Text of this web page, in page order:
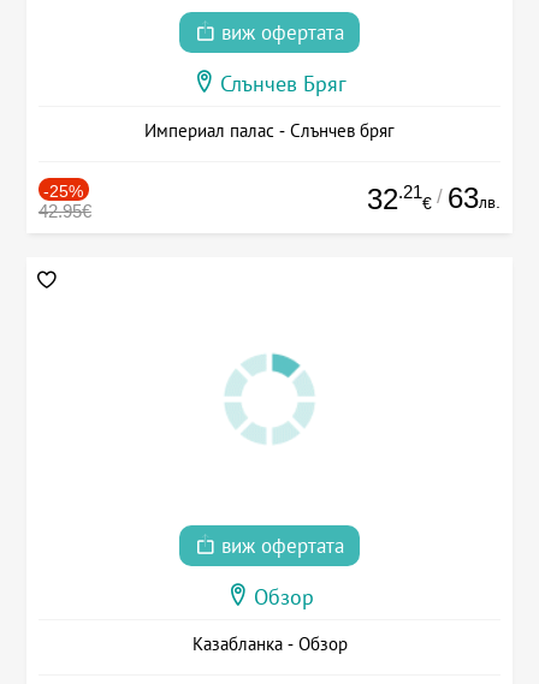
виж офертата
Слънчев Бряг
Империал палас - Слънчев бряг
-25%
42.95€ 32.21
€ / 63лв.
виж офертата
Обзор
Казабланка - Обзор